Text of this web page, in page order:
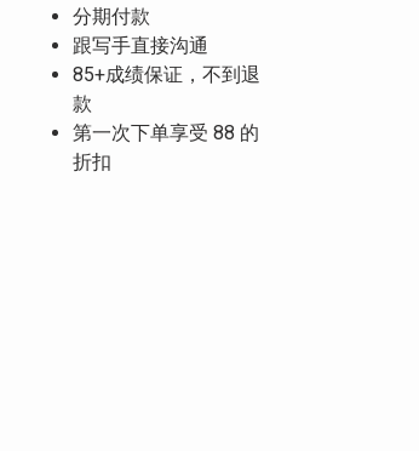
分期付款
跟写手直接沟通
85+成绩保证，不到退
款
第一次下单享受 88 的
折扣